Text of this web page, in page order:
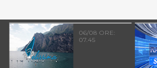
06/08 ORE:
07.45